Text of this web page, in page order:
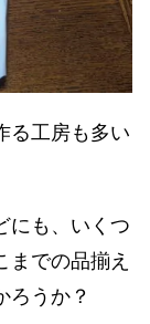
る工房も多い
にも、いくつ
での品揃え
ろうか？